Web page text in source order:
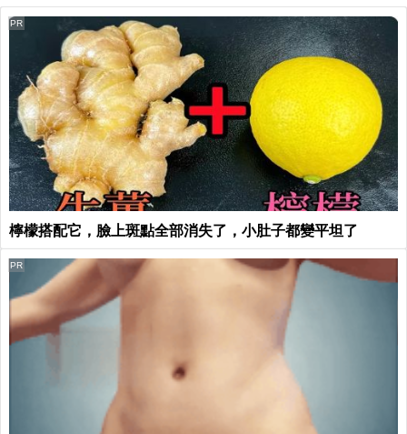
檸檬搭配它，臉上斑點全部消失了，小肚子都變平坦了
PR
PR